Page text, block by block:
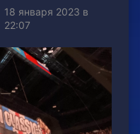
18 января 2023 в
22:07